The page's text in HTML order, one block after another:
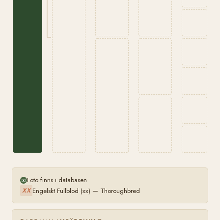
Foto finns i databasen
XX Engelskt Fullblod (xx) — Thoroughbred